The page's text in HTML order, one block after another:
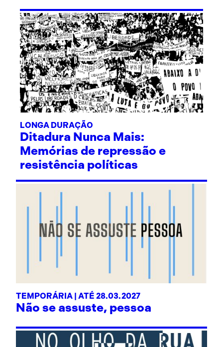
LONGA DURAÇÃO
Ditadura Nunca Mais:
Memórias de repressão e
resistência políticas
TEMPORÁRIA | ATÉ 28.03.2027
Não se assuste, pessoa